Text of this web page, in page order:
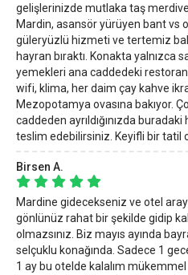
gelişlerinizde mutlaka taş
Mardin, asansör yürüyen bant vs
güleryüzlü hizmeti ve tertemiz
hayran bıraktı. Konakta yalnızca
yemekleri ana caddedeki
wifi, klima, her daim çay kahve
Mezopotamya ovasına bakıyor.
caddeden ayrıldığınızda
teslim edebilirsiniz. Keyifli bir tatil
Birsen A.
Mardine gidecekseniz ve otel
gönlünüz rahat bir şekilde gidip
olmazsınız. Biz mayıs ayında
selçuklu konağında. Sadece 1
1 ay bu otelde kalalım mükemmel